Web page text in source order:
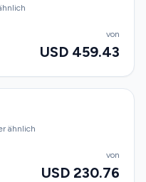
von
USD 459.43
ähnlich
von
USD 230.76